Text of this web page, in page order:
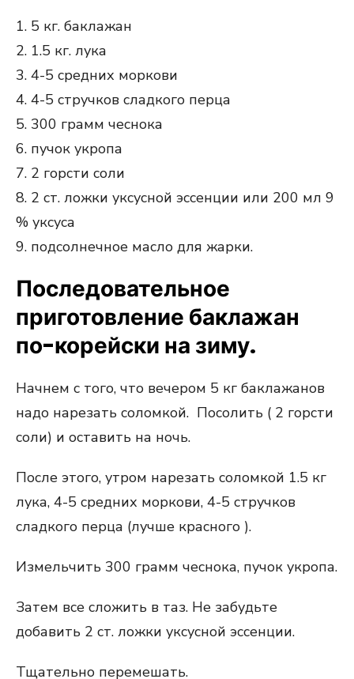
1. 5 кг. баклажан
2. 1.5 кг. лука
3. 4-5 средних моркови
4. 4-5 стручков сладкого перца
5. 300 грамм чеснока
6. пучок укропа
7. 2 горсти соли
8. 2 ст. ложки уксусной эссенции или 200 мл 9
% уксуса
9. подсолнечное масло для жарки.
Последовательное
приготовление баклажан
по-корейски на зиму.
Начнем с того, что вечером 5 кг баклажанов
надо нарезать соломкой. Посолить ( 2 горсти
соли) и оставить на ночь.
После этого, утром нарезать соломкой 1.5 кг
лука, 4-5 средних моркови, 4-5 стручков
сладкого перца (лучше красного ).
Измельчить 300 грамм чеснока, пучок укропа.
Затем все сложить в таз. Не забудьте
добавить 2 ст. ложки уксусной эссенции.
Тщательно перемешать.